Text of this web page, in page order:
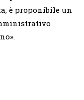
è proponibile un